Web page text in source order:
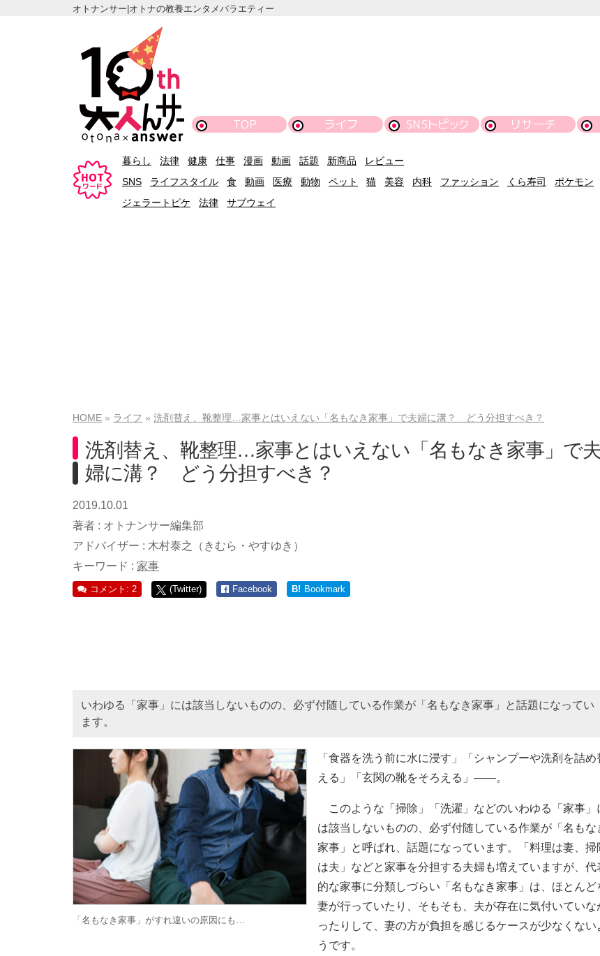
オトナンサー|オトナの教養エンタメバラエティー
TOP ライフ SNSトピック リサーチ
暮らし 法律 健康 仕事 漫画 動画 話題 新商品
レビュー
SNS
ライフスタイル 食 動画 医療 動物 ペット 猫 美容 内科 ファッション くら寿司 ポケモン
ジェラートピケ
法律 サブウェイ
HOME ライフ 洗剤替え、靴整理…家事とはいえない「名もなき家事」で夫婦に溝？ どう分担すべき？
洗剤替え、靴整理…家事とはいえない「名もなき家事」で夫
婦に溝？ どう分担すべき？
2019.10.01
著者 : オトナンサー編集部
アドバイザー : 木村泰之（きむら・やすゆき）
キーワード : 家事
コメント: 2 (Twitter) Facebook B! Bookmark
いわゆる「家事」には該当しないものの、必ず付随している作業が「名もなき家事」と話題になってい
ます。
「名もなき家事」がすれ違いの原因にも…
「食器を洗う前に水に浸す」「シャンプーや洗剤を詰め
える」「玄関の靴をそろえる」――。
このような「掃除」「洗濯」などのいわゆる「家事」
は該当しないものの、必ず付随している作業が「名もな
家事」と呼ばれ、話題になっています。「料理は妻、掃
は夫」などと家事を分担する夫婦も増えていますが、代
的な家事に分類しづらい「名もなき家事」は、ほとんど
妻が行っていたり、そもそも、夫が存在に気付いていな
ったりして、妻の方が負担を感じるケースが少なくない
うです。